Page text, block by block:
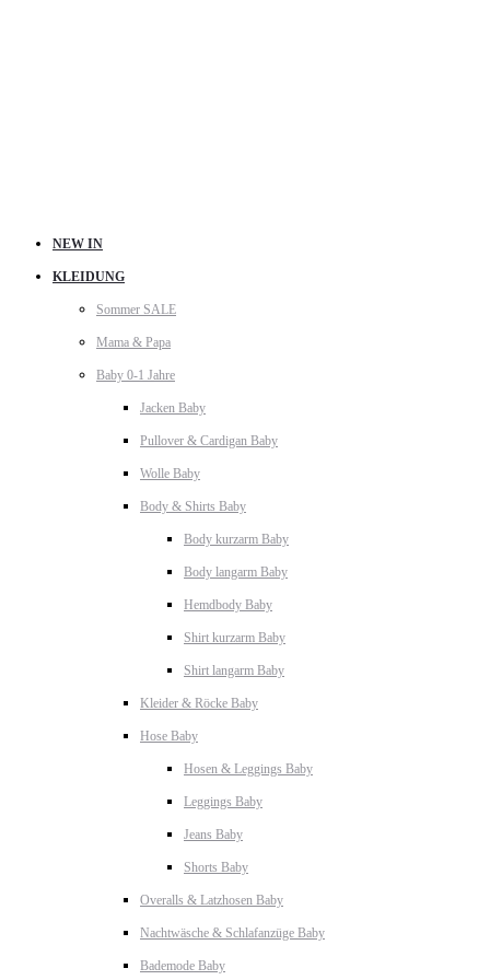
NEW IN
KLEIDUNG
Sommer SALE
Mama & Papa
Baby 0-1 Jahre
Jacken Baby
Pullover & Cardigan Baby
Wolle Baby
Body & Shirts Baby
Body kurzarm Baby
Body langarm Baby
Hemdbody Baby
Shirt kurzarm Baby
Shirt langarm Baby
Kleider & Röcke Baby
Hose Baby
Hosen & Leggings Baby
Leggings Baby
Jeans Baby
Shorts Baby
Overalls & Latzhosen Baby
Nachtwäsche & Schlafanzüge Baby
Bademode Baby